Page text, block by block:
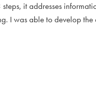
it addresses
I was able to develop